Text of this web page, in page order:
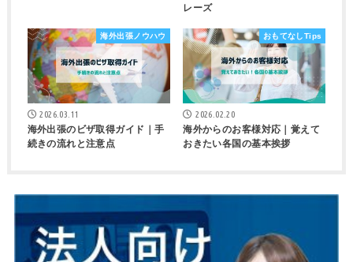
レーズ
海外出張ノウハウ
2026.03.11
海外出張のビザ取得ガイド｜手
続きの流れと注意点
おもてなしTips
2026.02.20
海外からのお客様対応｜覚えて
おきたい各国の基本挨拶